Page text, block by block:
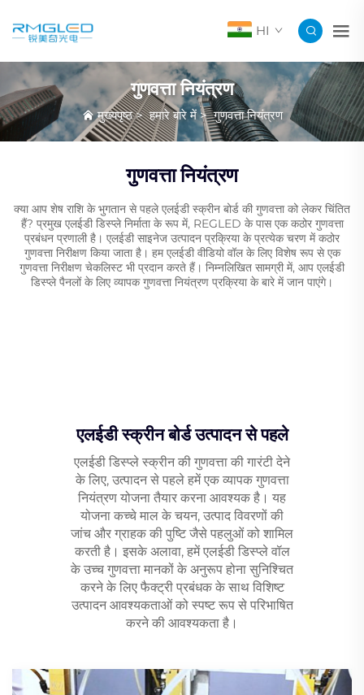
HI
गुणवत्ता नियंत्रण
मुख्यपृष्ठ>हमारे बारे में>गुणवत्ता नियंत्रण
गुणवत्ता नियंत्रण
क्या आप शेष राशि के भुगतान से पहले एलईडी स्क्रीन बोर्ड की गुणवत्ता को लेकर चिंतित
हैं? प्रमुख एलईडी डिस्प्ले निर्माता के रूप में, REGLED के पास एक कठोर गुणवत्ता
प्रबंधन प्रणाली है। एलईडी साइनेज उत्पादन प्रक्रिया के प्रत्येक चरण में कठोर
गुणवत्ता निरीक्षण किया जाता है। हम एलईडी वीडियो वॉल के लिए विशेष रूप से एक
गुणवत्ता निरीक्षण चेकलिस्ट भी प्रदान करते हैं। निम्नलिखित सामग्री में, आप एलईडी
डिस्प्ले पैनलों के लिए व्यापक गुणवत्ता नियंत्रण प्रक्रिया के बारे में जान पाएंगे।
एलईडी स्क्रीन बोर्ड उत्पादन से पहले
एलईडी डिस्प्ले स्क्रीन की गुणवत्ता की गारंटी देने
के लिए, उत्पादन से पहले हमें एक व्यापक गुणवत्ता
नियंत्रण योजना तैयार करना आवश्यक है। यह
योजना कच्चे माल के चयन, उत्पाद विवरणों की
जांच और ग्राहक की पुष्टि जैसे पहलुओं को शामिल
करती है। इसके अलावा, हमें एलईडी डिस्प्ले वॉल
के उच्च गुणवत्ता मानकों के अनुरूप होना सुनिश्चित
करने के लिए फैक्ट्री प्रबंधक के साथ विशिष्ट
उत्पादन आवश्यकताओं को स्पष्ट रूप से परिभाषित
करने की आवश्यकता है।